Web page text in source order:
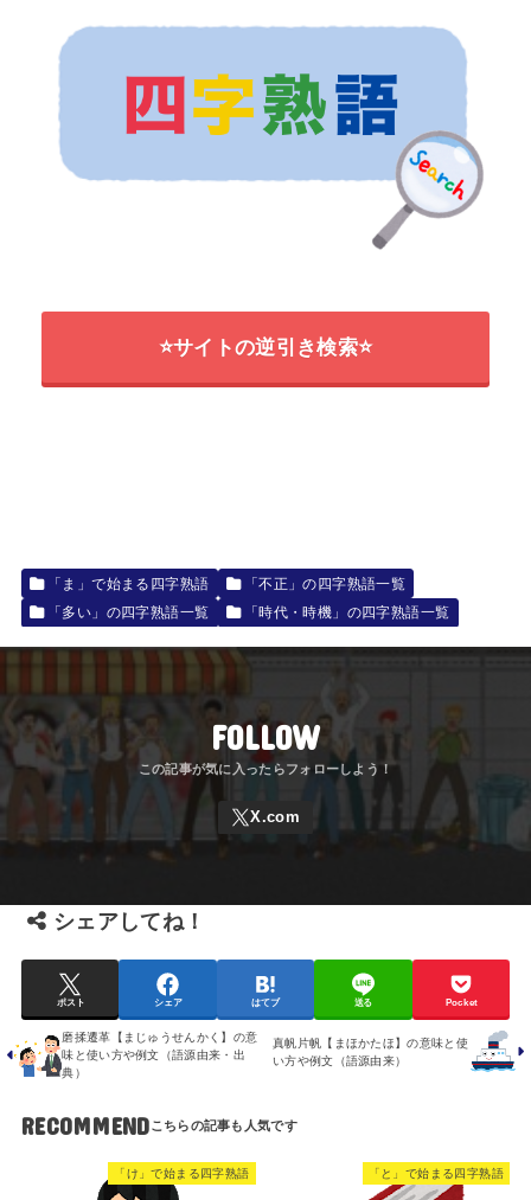
⭐サイトの逆引き検索⭐
「ま」で始まる四字熟語
「不正」の四字熟語一覧
「多い」の四字熟語一覧
「時代・時機」の四字熟語一覧
FOLLOW
シェアしてね！
ポスト シェア はてブ 送る Pocket
磨揉遷革【まじゅうせんかく】の意
味と使い方や例文（語源由来・出
典）
真帆片帆【まほかたほ】の意味と使
い方や例文（語源由来）
RECOMMEND
「け」で始まる四字熟語 「と」で始まる四字熟語